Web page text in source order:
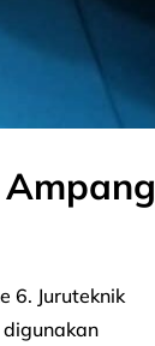
6. Juruteknik